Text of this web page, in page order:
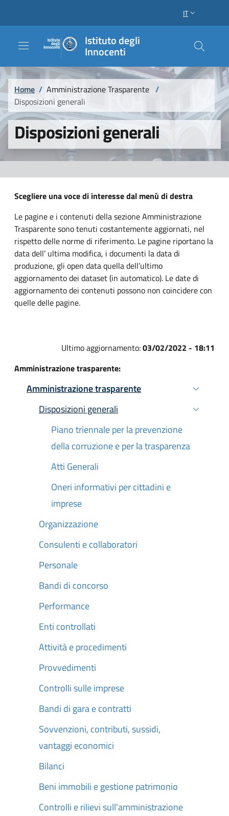
SELETTORE
IT
Istituto degli
Innocenti
Briciole di pane
Home / Amministrazione Trasparente /
Disposizioni generali
Disposizioni generali
Scegliere una voce di interesse dal menù di destra
Le pagine e i contenuti della sezione Amministrazione
Trasparente sono tenuti costantemente aggiornati, nel
rispetto delle norme di riferimento. Le pagine riportano la
data dell’ ultima modifica, i documenti la data di
produzione, gli open data quella dell’ultimo
aggiornamento dei dataset (in automatico). Le date di
aggiornamento dei contenuti possono non coincidere con
quelle delle pagine.
Ultimo aggiornamento:03/02/2022 - 18:11
Amministrazione trasparente:
Amministrazione trasparente
Attivo
Disposizioni generali
Attivo
Piano triennale per la prevenzione
della corruzione e per la trasparenza
Atti Generali
Oneri informativi per cittadini e
imprese
Organizzazione
Consulenti e collaboratori
Personale
Bandi di concorso
Performance
Enti controllati
Attività e procedimenti
Provvedimenti
Controlli sulle imprese
Bandi di gara e contratti
Sovvenzioni, contributi, sussidi,
vantaggi economici
Bilanci
Beni immobili e gestione patrimonio
Controlli e rilievi sull'amministrazione